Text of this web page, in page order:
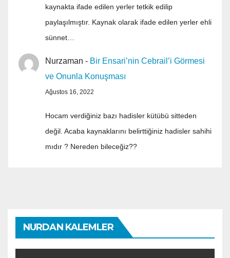
kaynakta ifade edilen yerler tetkik edilip
paylaşılmıştır. Kaynak olarak ifade edilen yerler ehli
sünnet…
Nurzaman - Bir Ensari’nin Cebrail’i Görmesi
ve Onunla Konuşması
Ağustos 16, 2022
Hocam verdiğiniz bazı hadisler kütübü sitteden
değil. Acaba kaynaklarını belirttiğiniz hadisler sahihi
mıdır ? Nereden bileceğiz??
NURDAN KALEMLER